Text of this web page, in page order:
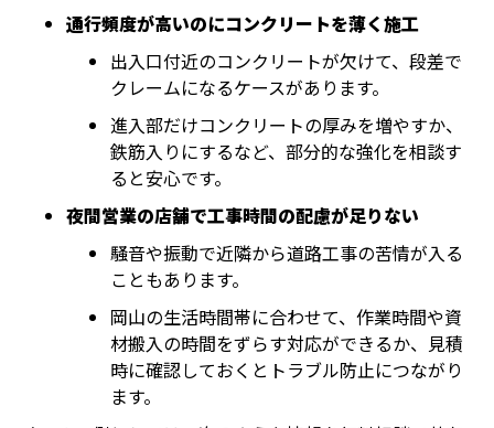
通行頻度が高いのにコンクリートを薄く施工
出入口付近のコンクリートが欠けて、段差で
クレームになるケースがあります。
進入部だけコンクリートの厚みを増やすか、
鉄筋入りにするなど、部分的な強化を相談す
ると安心です。
夜間営業の店舗で工事時間の配慮が足りない
騒音や振動で近隣から道路工事の苦情が入る
こともあります。
岡山の生活時間帯に合わせて、作業時間や資
材搬入の時間をずらす対応ができるか、見積
時に確認しておくとトラブル防止につながり
ます。